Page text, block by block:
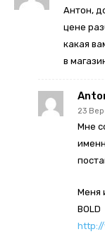
Антон,
цене
какая
в
23
Мне
Меня
BOLD
http://